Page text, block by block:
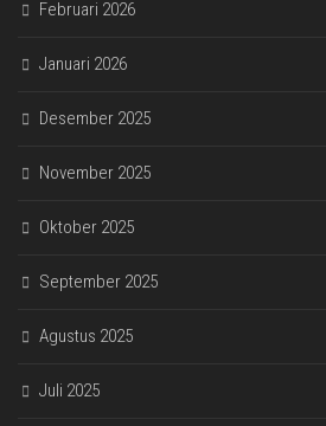
Februari 2026
Januari 2026
Desember 2025
November 2025
Oktober 2025
September 2025
Agustus 2025
Juli 2025